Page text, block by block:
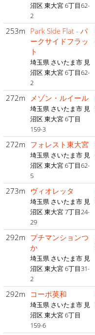
沼区 東大宮 6丁目62-
2
253m Park Side Flat - パ
ークサイドフラッ
ト
埼玉県 さいたま市 見
沼区 東大宮 6丁目62-
2
272m メゾン・ルイール
埼玉県 さいたま市 見
沼区 東大宮 6丁目
159-3
272m フォレスト東大宮
埼玉県 さいたま市 見
沼区 東大宮 6丁目62-
5
273m ヴィオレッタ
埼玉県 さいたま市 見
沼区 東大宮 7丁目24-
29
292m プチマンションつ
か
埼玉県 さいたま市 見
沼区 東大宮 6丁目31-
2
292m コーポ英和
埼玉県 さいたま市 見
沼区 東大宮 6丁目
159-6